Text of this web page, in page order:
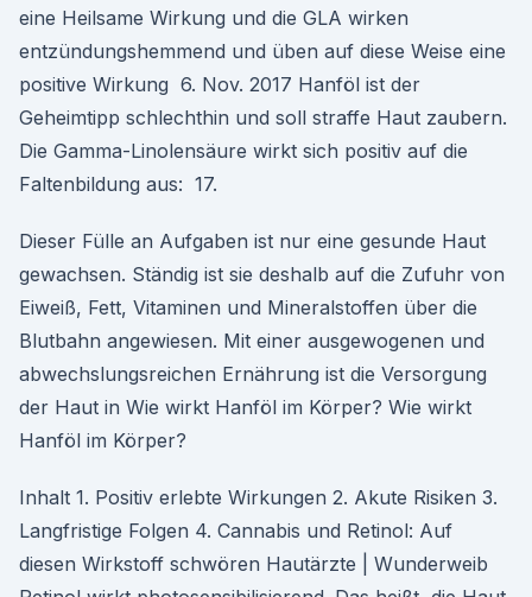
eine Heilsame Wirkung und die GLA wirken
entzündungshemmend und üben auf diese Weise eine
positive Wirkung 6. Nov. 2017 Hanföl ist der
Geheimtipp schlechthin und soll straffe Haut zaubern.
Die Gamma-Linolensäure wirkt sich positiv auf die
Faltenbildung aus: 17.
Dieser Fülle an Aufgaben ist nur eine gesunde Haut
gewachsen. Ständig ist sie deshalb auf die Zufuhr von
Eiweiß, Fett, Vitaminen und Mineralstoffen über die
Blutbahn angewiesen. Mit einer ausgewogenen und
abwechslungsreichen Ernährung ist die Versorgung
der Haut in Wie wirkt Hanföl im Körper? Wie wirkt
Hanföl im Körper?
Inhalt 1. Positiv erlebte Wirkungen 2. Akute Risiken 3.
Langfristige Folgen 4. Cannabis und Retinol: Auf
diesen Wirkstoff schwören Hautärzte | Wunderweib